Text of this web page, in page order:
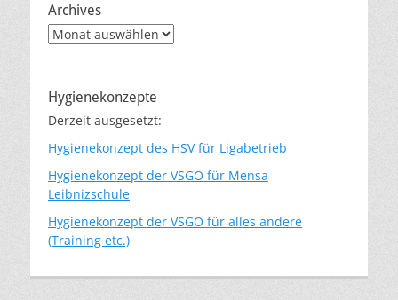
Archives
Archives
Hygienekonzepte
Derzeit ausgesetzt:
Hygienekonzept des HSV für Ligabetrieb
Hygienekonzept der VSGO für Mensa
Leibnizschule
Hygienekonzept der VSGO für alles andere
(Training etc.)